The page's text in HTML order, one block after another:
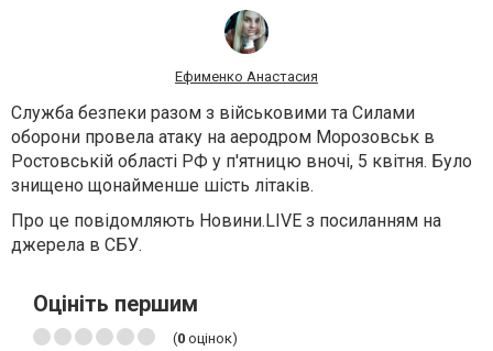
Ефименко Анастасия
Служба безпеки разом з військовими та Силами
оборони провела атаку на аеродром Морозовськ в
Ростовській області РФ у п'ятницю вночі, 5 квітня. Було
знищено щонайменше шість літаків.
Про це повідомляють Новини.LIVE з посиланням на
джерела в СБУ.
Оцініть першим
(0 оцінок)